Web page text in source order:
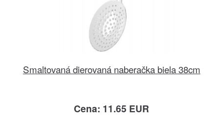
Smaltovaná dierovaná naberačka biela 38cm
Cena: 11.65 EUR